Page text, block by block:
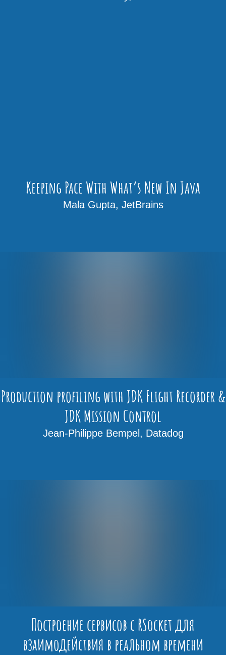
Keeping Pace With What’s New In Java
Mala Gupta, JetBrains
Production profiling with JDK Flight Recorder &
JDK Mission Control
Jean-Philippe Bempel, Datadog
Построение сервисов с RSocket для
взаимодействия в реальном времени